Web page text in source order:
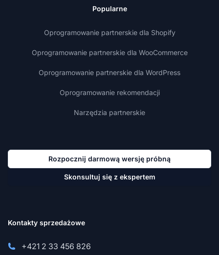
Popularne
Oprogramowanie partnerskie dla Shopify
Oprogramowanie partnerskie dla WooCommerce
Oprogramowanie partnerskie dla WordPress
Oprogramowanie rekomendacji
Narzędzia partnerskie
Rozpocznij darmową wersję próbną
Skonsultuj się z ekspertem
Kontakty sprzedażowe
+421 2 33 456 826